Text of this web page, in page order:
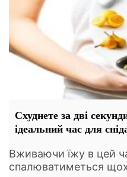
Схуднете за дві
ідеальний час для
Вживаючи їжу в цей
спалюватиметься